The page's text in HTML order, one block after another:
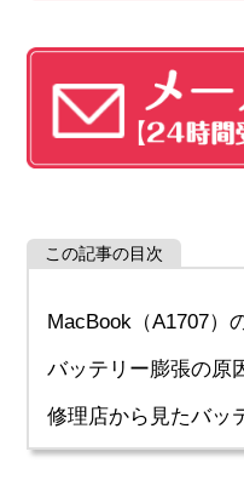
この記事の目次
MacBook（A1707）
バッテリー膨張の原
修理店から見たバッ